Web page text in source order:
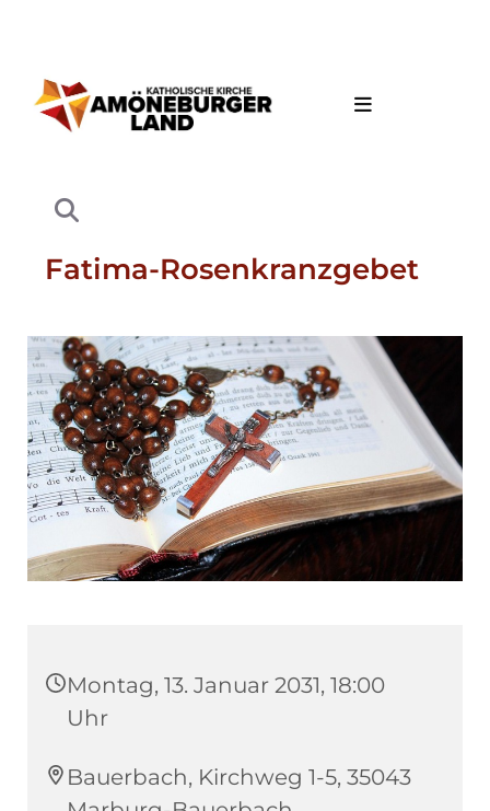
Fatima-Rosenkranzgebet
Montag, 13. Januar 2031, 18:00
Uhr
Bauerbach, Kirchweg 1-5, 35043